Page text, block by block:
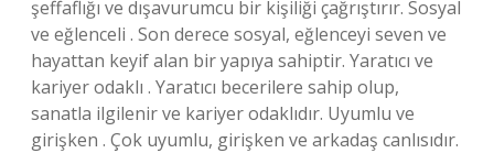
şeffaflığı ve dışavurumcu bir kişiliği çağrıştırır. Sosyal
ve eğlenceli . Son derece sosyal, eğlenceyi seven ve
hayattan keyif alan bir yapıya sahiptir. Yaratıcı ve
kariyer odaklı . Yaratıcı becerilere sahip olup,
sanatla ilgilenir ve kariyer odaklıdır. Uyumlu ve
girişken . Çok uyumlu, girişken ve arkadaş canlısıdır.